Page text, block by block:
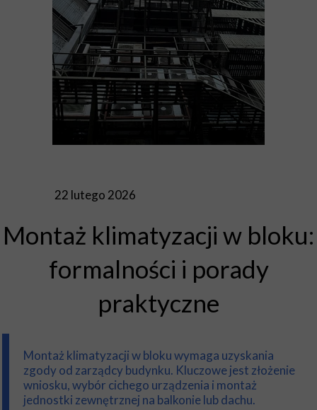
22 lutego 2026
Montaż klimatyzacji w bloku:
formalności i porady
praktyczne
Montaż klimatyzacji w bloku wymaga uzyskania
zgody od zarządcy budynku. Kluczowe jest złożenie
wniosku, wybór cichego urządzenia i montaż
jednostki zewnętrznej na balkonie lub dachu.